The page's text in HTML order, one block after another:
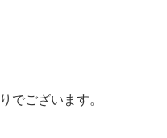
でございます。